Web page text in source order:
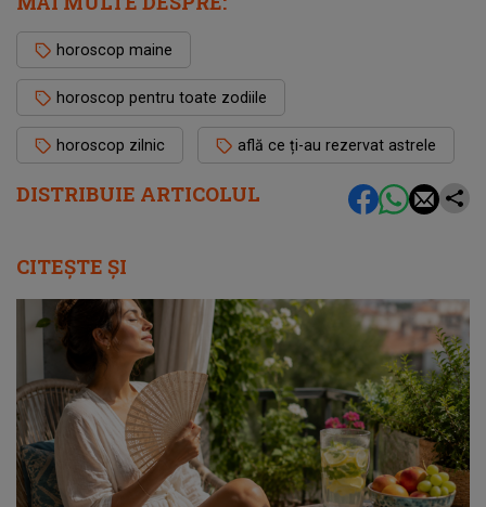
DISTRIBUIE ARTICOLUL
horoscop maine
horoscop pentru toate zodiile
horoscop zilnic află ce ți-au rezervat astrele
CITEȘTE ȘI